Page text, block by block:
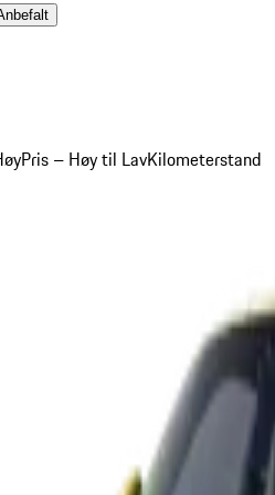
Pris – Høy til LavKilometerstand